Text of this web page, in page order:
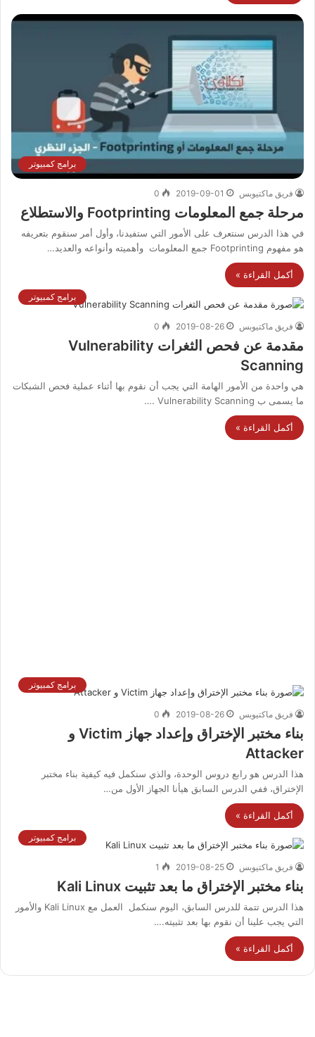
برامج كمبيوتر
فريق ماكتيوبس 2019-09-01
0
مرحلة جمع المعلومات Footprinting والاستطلاع
في هذا الدرس سنتعرف على الأمور التي ستفيدنا، وأول أمر سنقوم بتعريفه
هو مفهوم Footprinting جمع المعلومات وأهميته وأنواعه والعديد…
أكمل القراءة »
برامج كمبيوتر
فريق ماكتيوبس 2019-08-26
0
مقدمة عن فحص الثغرات Vulnerability
Scanning
هي واحدة من الأمور الهامة التي يجب أن نقوم بها أثناء عملية فحص الشبكات
ما يسمى ب Vulnerability Scanning .…
أكمل القراءة »
برامج كمبيوتر
فريق ماكتيوبس 2019-08-26
0
بناء مختبر الإختراق وإعداد جهاز Victim و
Attacker
هذا الدرس هو رابع دروس الوحدة، والذي سنكمل فيه كيفية بناء مختبر
الإختراق، ففي الدرس السابق هيأنا الجهاز الأول من…
أكمل القراءة »
برامج كمبيوتر
فريق ماكتيوبس 2019-08-25
1
بناء مختبر الإختراق ما بعد تثبيت Kali Linux
هذا الدرس تتمة للدرس السابق، اليوم سنكمل العمل مع Kali Linux والأمور
التي يجب علينا أن نقوم بها بعد تثبيته.…
أكمل القراءة »